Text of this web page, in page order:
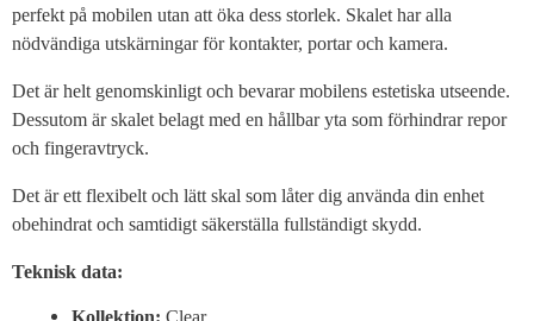
perfekt på mobilen utan att öka dess storlek. Skalet har alla
nödvändiga utskärningar för kontakter, portar och kamera.
Det är helt genomskinligt och bevarar mobilens estetiska utseende.
Dessutom är skalet belagt med en hållbar yta som förhindrar repor
och fingeravtryck.
Det är ett flexibelt och lätt skal som låter dig använda din enhet
obehindrat och samtidigt säkerställa fullständigt skydd.
Teknisk data:
Kollektion: Clear